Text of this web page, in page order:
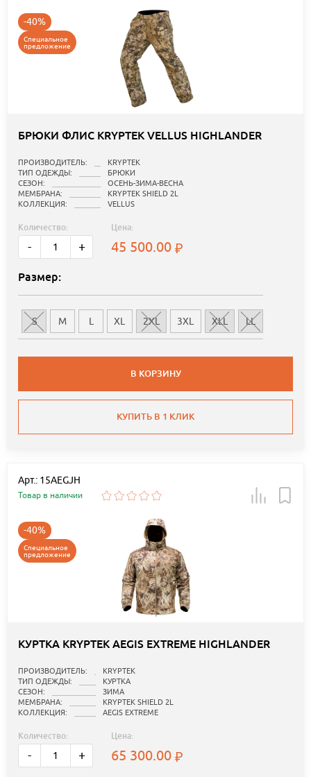
-40%
Специальное
предложение
БРЮКИ ФЛИС KRYPTEK VELLUS HIGHLANDER
ПРОИЗВОДИТЕЛЬ:
KRYPTEK
ТИП ОДЕЖДЫ:
БРЮКИ
СЕЗОН:
ОСЕНЬ-ЗИМА-ВЕСНА
МЕМБРАНА:
KRYPTEK SHIELD 2L
КОЛЛЕКЦИЯ:
VELLUS
Количество:
- +
Цена:
45 500.00
Размер:
S M L XL 2XL 3XL XLL LL
В КОРЗИНУ
КУПИТЬ В 1 КЛИК
Арт.: 15AEGJH
Товар в наличии
-40%
Специальное
предложение
КУРТКА KRYPTEK AEGIS EXTREME HIGHLANDER
ПРОИЗВОДИТЕЛЬ:
KRYPTEK
ТИП ОДЕЖДЫ:
КУРТКА
СЕЗОН:
ЗИМА
МЕМБРАНА:
KRYPTEK SHIELD 2L
КОЛЛЕКЦИЯ:
AEGIS EXTREME
Количество:
- +
Цена:
65 300.00